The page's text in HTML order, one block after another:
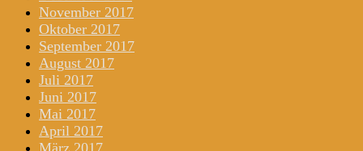
November 2017
Oktober 2017
September 2017
August 2017
Juli 2017
Juni 2017
Mai 2017
April 2017